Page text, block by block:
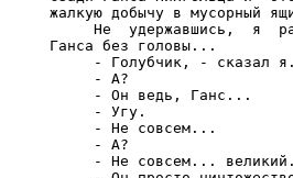
жалкую добычу в мусорный
Не  удержавшись,  я
Ганса без головы...
- Голубчик, - сказал
     - А?
     - Он ведь, Ганс...
     - Угу.
     - Не совсем...
     - А?
- Не совсем...